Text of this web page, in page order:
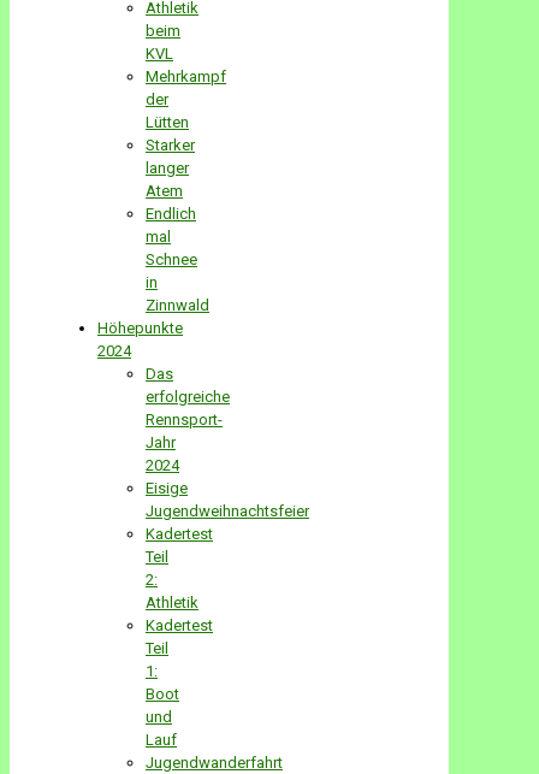
Athletik
beim
KVL
Mehrkampf
der
Lütten
Starker
langer
Atem
Endlich
mal
Schnee
in
Zinnwald
Höhepunkte
2024
Das
erfolgreiche
Rennsport-
Jahr
2024
Eisige
Jugendweihnachtsfeier
Kadertest
Teil
2:
Athletik
Kadertest
Teil
1:
Boot
und
Lauf
Jugendwanderfahrt